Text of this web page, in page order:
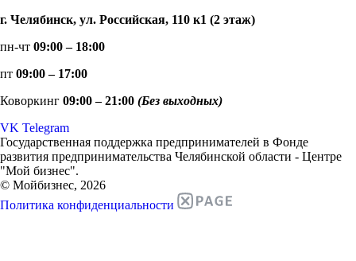
г. Челябинск, ул. Российская, 110 к1 (2 этаж)
пн-чт 09:00 – 18:00
пт 09:00 – 17:00
Коворкинг 09:00 – 21:00 (Без выходных)
VK Telegram
Государственная поддержка предпринимателей в Фонде
развития предпринимательства Челябинской области - Центре
"Мой бизнес".
© Мойбизнес, 2026
Политика конфиденциальности